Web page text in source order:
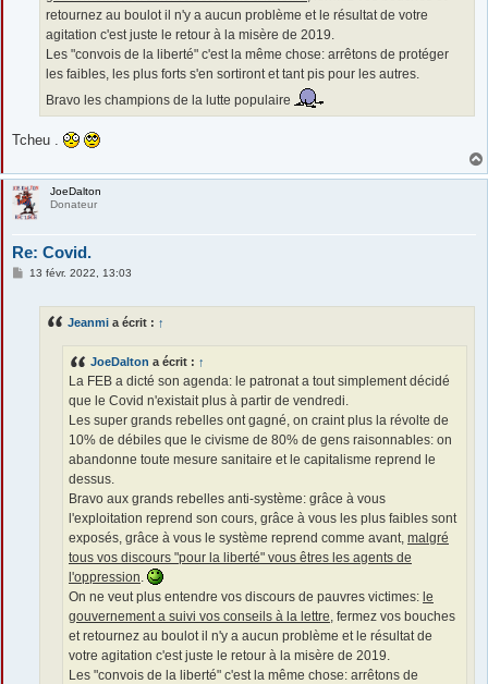
retournez au boulot il n'y a aucun problème et le résultat de votre
agitation c'est juste le retour à la misère de 2019.
Les "convois de la liberté" c'est la même chose: arrêtons de protéger
les faibles, les plus forts s'en sortiront et tant pis pour les autres.
Bravo les champions de la lutte populaire
Tcheu .
JoeDalton
Donateur
Re: Covid.
M
13 févr. 2022, 13:03
Jeanmi a écrit : ↑
JoeDalton a écrit : ↑
La FEB a dicté son agenda: le patronat a tout simplement décidé
que le Covid n'existait plus à partir de vendredi.
Les super grands rebelles ont gagné, on craint plus la révolte de
10% de débiles que le civisme de 80% de gens raisonnables: on
abandonne toute mesure sanitaire et le capitalisme reprend le
dessus.
Bravo aux grands rebelles anti-système: grâce à vous
l'exploitation reprend son cours, grâce à vous les plus faibles sont
exposés, grâce à vous le système reprend comme avant, malgré
tous vos discours "pour la liberté" vous êtres les agents de
l'oppression.
On ne veut plus entendre vos discours de pauvres victimes: le
gouvernement a suivi vos conseils à la lettre, fermez vos bouches
et retournez au boulot il n'y a aucun problème et le résultat de
votre agitation c'est juste le retour à la misère de 2019.
Les "convois de la liberté" c'est la même chose: arrêtons de